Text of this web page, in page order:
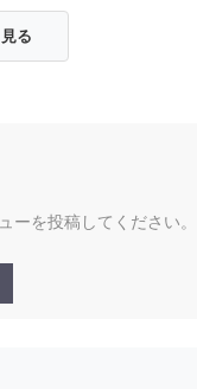
る
ーを投稿してください。